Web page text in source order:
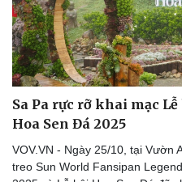
Vì cộng đồng
Sa Pa rực rỡ khai mạc
Hoa Sen Đá 2025
VOV.VN - Ngày 25/10, tại Vườn
treo Sun World Fansipan